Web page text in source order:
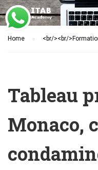
Home <br/><br/
Tableau
Monaco,